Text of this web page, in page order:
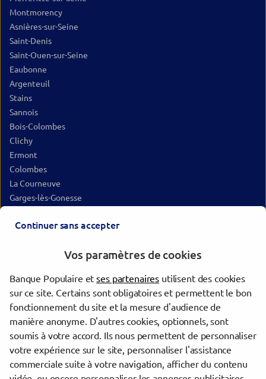
Montmorency
Asnières-sur-Seine
Saint-Denis
Saint-Ouen-sur-Seine
Eaubonne
Argenteuil
Stains
Sannois
Bois-Colombes
Clichy
Ermont
Colombes
La Courneuve
Garges-lès-Gonesse
Aubervilliers
La Garenne-Colombes
Franconville
Bezons
Neuilly-sur-Seine
Cormeilles-en-Parisis
Villiers-le-Bel
Continuer sans accepter
Vos paramètres de cookies
Banque Populaire etses partenaires utilisent des cookies
sur ce site. Certains sont obligatoires et permettent le bon
fonctionnement du site et la mesure d'audience de
manière anonyme. D'autres cookies, optionnels, sont
soumis à votre accord. Ils nous permettent de personnaliser
votre expérience sur le site, personnaliser l'assistance
commerciale suite à votre navigation, afficher du contenu